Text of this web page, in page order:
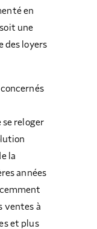
en
une
des loyers
se reloger
la
années
ventes à
et plus